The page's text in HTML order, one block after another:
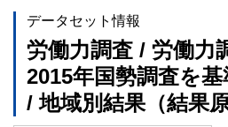
データセット情報
労働力調査 / 労働力
2015年国勢調査を基
/ 地域別結果（結果